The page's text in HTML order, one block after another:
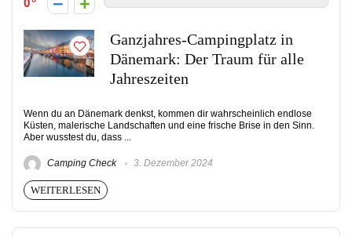
0
Ganzjahres-Campingplatz in
Dänemark: Der Traum für alle
Jahreszeiten
Wenn du an Dänemark denkst, kommen dir wahrscheinlich endlose
Küsten, malerische Landschaften und eine frische Brise in den Sinn.
Aber wusstest du, dass ...
Camping Check 3. Dezember 2024
WEITERLESEN